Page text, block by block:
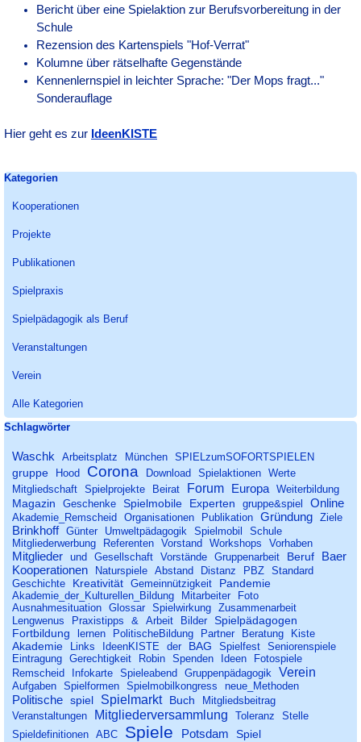
Bericht über eine Spielaktion zur Berufsvorbereitung in der
Schule
Rezension des Kartenspiels "Hof-Verrat"
Kolumne über rätselhafte Gegenstände
Kennenlernspiel in leichter Sprache: "Der Mops fragt..."
Sonderauflage
Hier geht es zur IdeenKISTE
Block überspringen Kategorien
Kategorien
Kooperationen
Projekte
Publikationen
Spielpraxis
Spielpädagogik als Beruf
Veranstaltungen
Verein
Alle Kategorien
Block überspringen Schlagwörter
Schlagwörter
Waschk Arbeitsplatz München SPIELzumSOFORTSPIELEN
gruppe Hood Corona Download Spielaktionen Werte
Mitgliedschaft Spielprojekte Beirat Forum Europa Weiterbildung
Magazin Geschenke Spielmobile Experten gruppe&spiel Online
Akademie_Remscheid Organisationen Publikation Gründung Ziele
Brinkhoff Günter Umweltpädagogik Spielmobil
Schule
Mitgliederwerbung
Referenten Vorstand Workshops Vorhaben
Mitglieder und Gesellschaft Vorstände Gruppenarbeit Beruf
Baer
Kooperationen
Naturspiele Abstand Distanz PBZ Standard
Geschichte
Kreativität Gemeinnützigkeit Pandemie
Akademie_der_Kulturellen_Bildung Mitarbeiter
Foto
Ausnahmesituation Glossar Spielwirkung Zusammenarbeit
Lengwenus
Praxistipps & Arbeit Bilder Spielpädagogen
Fortbildung
lernen PolitischeBildung Partner Beratung Kiste
Akademie Links IdeenKISTE der BAG Spielfest Seniorenspiele
Eintragung Gerechtigkeit Robin Spenden Ideen
Fotospiele
Remscheid
Infokarte Spieleabend Gruppenpädagogik Verein
Aufgaben Spielformen Spielmobilkongress neue_Methoden
Politische spiel Spielmarkt Buch
Mitgliedsbeitrag
Veranstaltungen
Mitgliederversammlung Toleranz
Stelle
Spieldefinitionen ABC Spiele Potsdam Spiel